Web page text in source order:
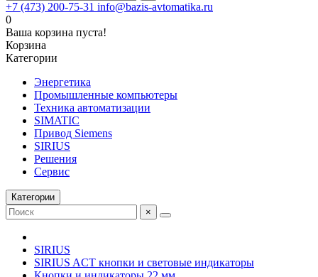
+7 (473) 200-75-31 info@bazis-avtomatika.ru
0
Ваша корзина пуста!
Корзина
Категории
Энергетика
Промышленные компьютеры
Техника автоматизации
SIMATIC
Привод Siemens
SIRIUS
Решения
Сервис
Категории
×
SIRIUS
SIRIUS ACT кнопки и световые индикаторы